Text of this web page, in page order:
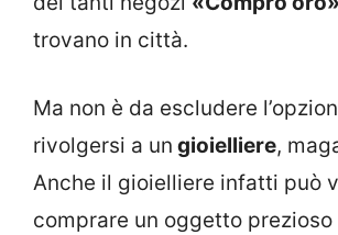
trovano in città.
Ma non è da escludere
rivolgersi a un gioielliere,
Anche il gioielliere infatti può
comprare un oggetto prezioso